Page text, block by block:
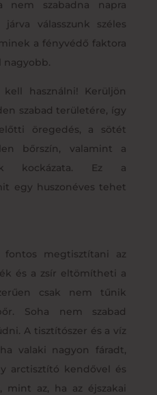
nem szabadna napra
válasszunk széles
a fényvédő faktora
nagyobb.
használni! Kerüljön
szabad területére, így
öregedés, a sötét
bőrszín, valamint a
kockázata. Ez a
egy huszonéves tehet
megtisztítani az
és a zsír eltömítheti a
csak nem tűnik
Soha nem szabad
A tisztítószer és a víz
valaki nagyon fáradt,
arctisztító kendővel és
mint az, ha az éjszakai